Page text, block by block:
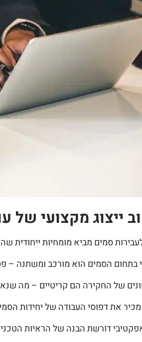
ייצוג מקצועי של
לעבירות סמים מביא מומחיות
הסמים הוא מורכב ומשתנה –
של החקירה הם קריטיים – מה
מכיר את דפוסי העבודה של יחידות
דורשת הבנה של הראיות